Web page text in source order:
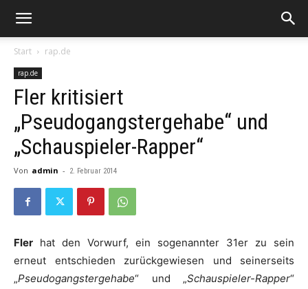
Start rap.de
rap.de
Fler kritisiert
„Pseudogangstergehabe“ und
„Schauspieler-Rapper“
Von admin - 2. Februar 2014
Fler hat den Vorwurf, ein sogenannter 31er zu sein
erneut entschieden zurückgewiesen und seinerseits
„Pseudogangstergehabe“ und „Schauspieler-Rapper“